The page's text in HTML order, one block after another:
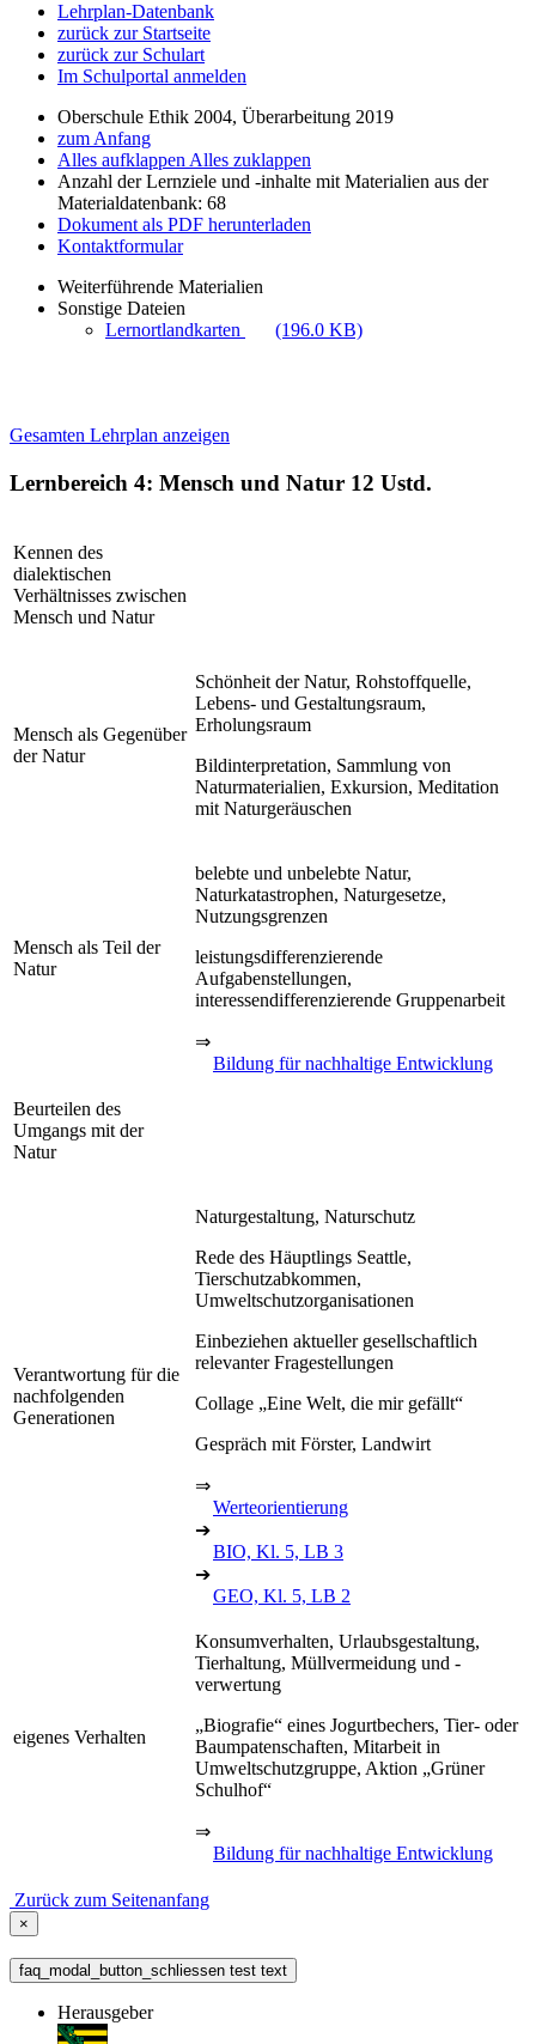
Lehrplan-Datenbank
zurück zur Startseite
zurück zur Schulart
Im Schulportal anmelden
Oberschule Ethik 2004, Überarbeitung 2019
zum Anfang
Alles aufklappen Alles zuklappen
Anzahl der Lernziele und -inhalte mit Materialien aus der
Materialdatenbank: 68
Dokument als PDF herunterladen
Kontaktformular
Weiterführende Materialien
Sonstige Dateien
Lernortlandkarten
(196.0 KB)
Gesamten Lehrplan anzeigen
Lernbereich 4: Mensch und Natur 12 Ustd.
Kennen des
dialektischen
Verhältnisses zwischen
Mensch und Natur
Mensch als Gegenüber
der Natur
Schönheit der Natur, Rohstoffquelle,
Lebens- und Gestaltungsraum,
Erholungsraum
Bildinterpretation, Sammlung von
Naturmaterialien, Exkursion, Meditation
mit Naturgeräuschen
Mensch als Teil der
Natur
belebte und unbelebte Natur,
Naturkatastrophen, Naturgesetze,
Nutzungsgrenzen
leistungsdifferenzierende
Aufgabenstellungen,
interessendifferenzierende Gruppenarbeit
⇒
Bildung für nachhaltige Entwicklung
Beurteilen des
Umgangs mit der
Natur
Verantwortung für die
nachfolgenden
Generationen
Naturgestaltung, Naturschutz
Rede des Häuptlings Seattle,
Tierschutzabkommen,
Umweltschutzorganisationen
Einbeziehen aktueller gesellschaftlich
relevanter Fragestellungen
Collage „Eine Welt, die mir gefällt“
Gespräch mit Förster, Landwirt
⇒
Werteorientierung
➔
BIO, Kl. 5, LB 3
➔
GEO, Kl. 5, LB 2
eigenes Verhalten
Konsumverhalten, Urlaubsgestaltung,
Tierhaltung, Müllvermeidung und -
verwertung
„Biografie“ eines Jogurtbechers, Tier- oder
Baumpatenschaften, Mitarbeit in
Umweltschutzgruppe, Aktion „Grüner
Schulhof“
⇒
Bildung für nachhaltige Entwicklung
Zurück zum Seitenanfang
×
faq_modal_button_schliessen test text
Herausgeber